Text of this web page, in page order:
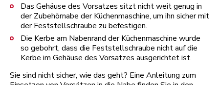
Das Gehäuse des Vorsatzes sitzt nicht weit genug in
der Zubehörnabe der Küchenmaschine, um ihn sicher mit
der Feststellschraube zu befestigen.
Die Kerbe am Nabenrand der Küchenmaschine wurde
so gebohrt, dass die Feststellschraube nicht auf die
Kerbe im Gehäuse des Vorsatzes ausgerichtet ist.
Sie sind nicht sicher, wie das geht? Eine Anleitung zum